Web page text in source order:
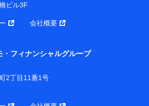
会社NTTドコモは、お客さまの情報
」に定める行動原則を順守します 。
タダッシュボードの「第三者提供の
にかかわらず、共同利用する場合があ
ブ会員ではないお客さま（2019年12
もdポイントクラブ会員であったこと
限る）に関する、2019年12月10日以
データは、こちら の利用目的の範囲内
ビル3F
会社概要
・フィナンシャルグループ
2丁目11番1号